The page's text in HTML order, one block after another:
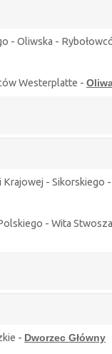
- Oliwska -
Westerplatte -
- Sikorskiego
- Wita
- Dworzec Główny